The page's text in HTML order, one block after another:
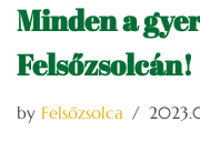
Minden a
Felsőzsolcán!
by Felsőzsolca